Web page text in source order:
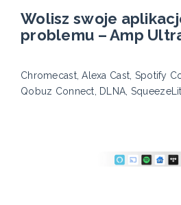
Wolisz swoje
problemu – Amp
Chromecast, Alexa Cast, Spotify
Qobuz Connect, DLNA,